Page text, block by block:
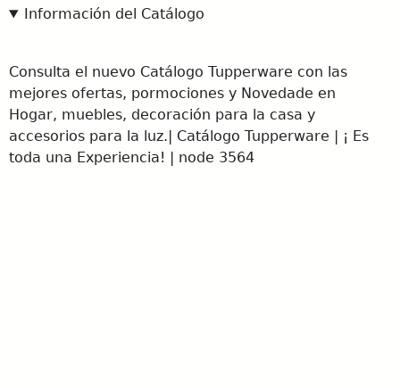
Información del Catálogo
Consulta el nuevo Catálogo Tupperware con las
mejores ofertas, pormociones y Novedade en
Hogar, muebles, decoración para la casa y
accesorios para la luz.| Catálogo Tupperware | ¡ Es
toda una Experiencia! | node 3564